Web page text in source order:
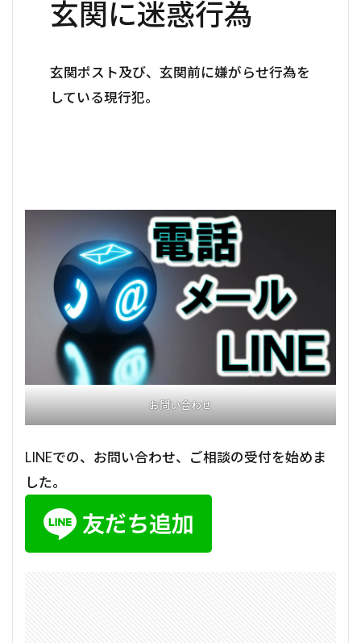
玄関に迷惑行為
玄関ポスト及び、玄関前に嫌がらせ行為を
している現行犯。
お問い合わせ
LINEでの、お問い合わせ、ご相談の受付を始めま
した。